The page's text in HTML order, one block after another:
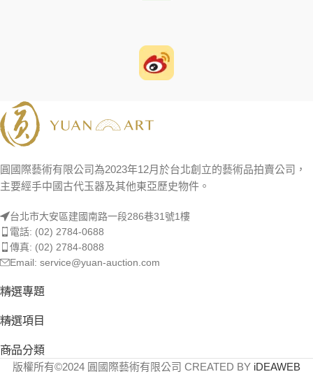
圓國際藝術有限公司為2023年12月於台北創立的藝術品拍賣公司，
主要經手中國古代玉器及其他東亞歷史物件。
台北市大安區建國南路一段286巷31號1樓
電話: (02) 2784-0688
傳真: (02) 2784-8088
Email: service@yuan-auction.com
精選專題
精選項目
商品分類
版權所有©2024 圓國際藝術有限公司 CREATED BY iDEAWEB